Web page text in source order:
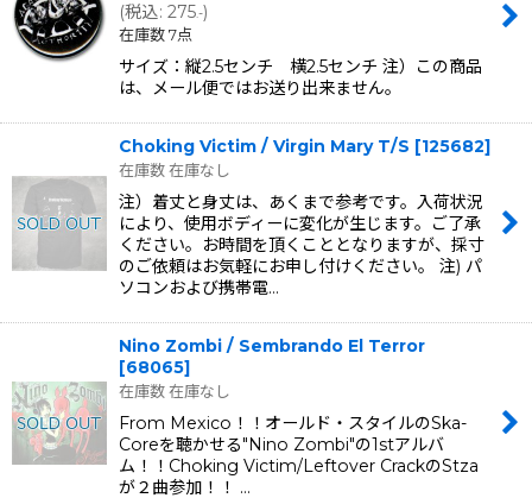
(税込: 275.-)
在庫数 7点
サイズ：縦2.5センチ 横2.5センチ 注）この商品
は、メール便ではお送り出来ません。
Choking Victim / Virgin Mary T/S [125682]
在庫数 在庫なし
注）着丈と身丈は、あくまで参考です。入荷状況
により、使用ボディーに変化が生じます。ご了承
ください。お時間を頂くこととなりますが、採寸
のご依頼はお気軽にお申し付けください。 注) パ
ソコンおよび携帯電…
Nino Zombi / Sembrando El Terror
[68065]
在庫数 在庫なし
From Mexico！！オールド・スタイルのSka-
Coreを聴かせる"Nino Zombi"の1stアルバ
ム！！Choking Victim/Leftover CrackのStza
が２曲参加！！ …